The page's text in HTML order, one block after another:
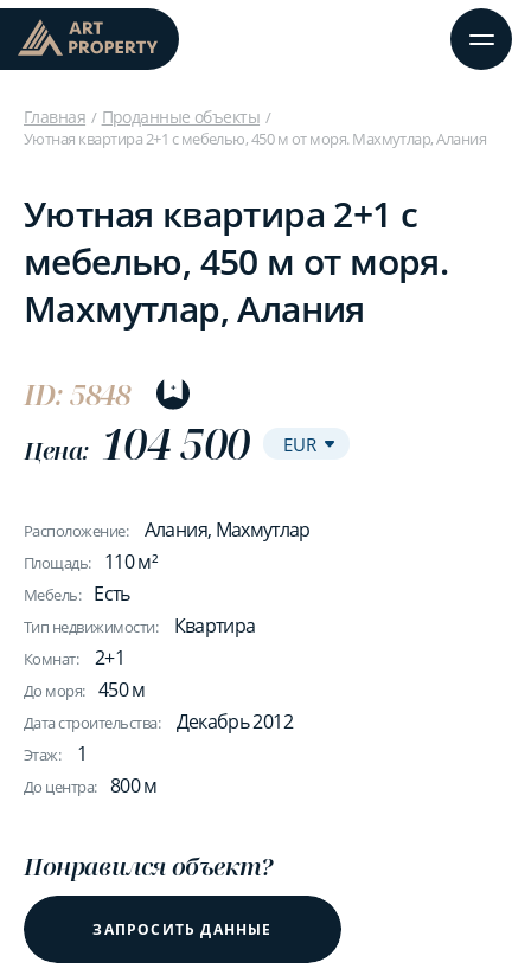
Главная Проданные объекты
Уютная квартира 2+1 с мебелью, 450 м от моря. Махмутлар, Алания
Уютная квартира 2+1 с
мебелью, 450 м от моря.
Махмутлар, Алания
ID: 5848
Цена: 104 500
Расположение: Алания, Махмутлар
Площадь: 110 м²
Мебель: Есть
Тип недвижимости: Квартира
Комнат: 2+1
До моря: 450 м
Дата строительства: Декабрь 2012
Этаж: 1
До центра: 800 м
Понравился объект?
ЗАПРОСИТЬ ДАННЫЕ